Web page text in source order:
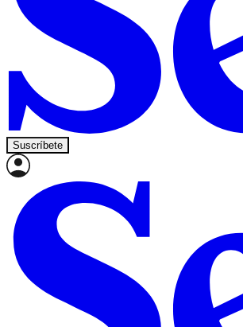
Suscríbete